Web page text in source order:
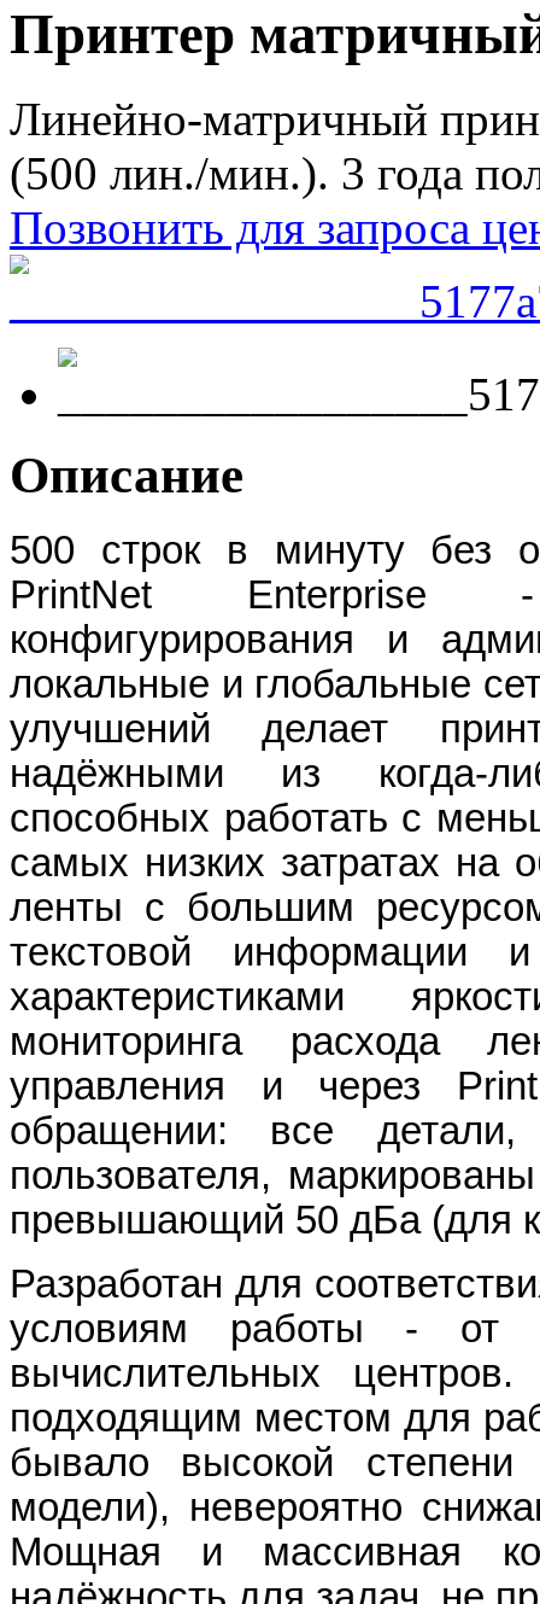
Принтер
Линейно-матричный
(500 лин./мин.). 3 года
Позвонить для запроса
Описание
500 строк в минуту без
PrintNet Enterprise -
конфигурирования и
локальные и глобальные
улучшений делает
надёжными из когда-
способных работать с
самых низких затратах на
ленты с большим
текстовой информации
характеристиками
мониторинга расхода
управления и через
обращении: все
пользователя,
превышающий 50 дБа (для
Разработан для
условиям работы - от
вычислительных
подходящим местом для
бывало высокой степени
модели), невероятно
Мощная и массивная